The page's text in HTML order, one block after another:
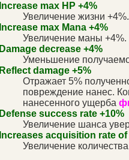
Increase max HP +4%
Увеличение жизни +4%.
Increase max Mana +4%
Увеличение маны +4%.
Damage decrease +4%
Уменьшение
Reflect damage +5%
Отражает 5%
повреждение нанес.
нанесенного ущерба
Defense success rate +10%
Увеличение шанса
Increases acquisition rate
Увеличение